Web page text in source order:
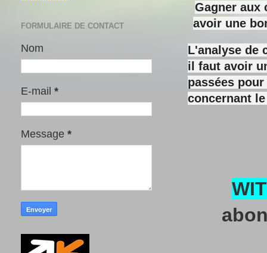
Gagner aux
avoir une
L'analyse de
il faut avoir
passées
concernant
FORMULAIRE DE CONTACT
Nom
E-mail *
Message *